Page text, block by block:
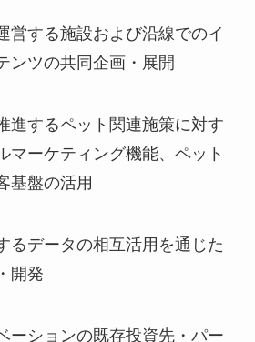
する施設および沿線でのイ
ンツの共同企画・展開
するペット関連施策に対す
マーケティング機能、ペット
基盤の活用
データの相互活用を通じた
開発
ションの既存投資先・パー